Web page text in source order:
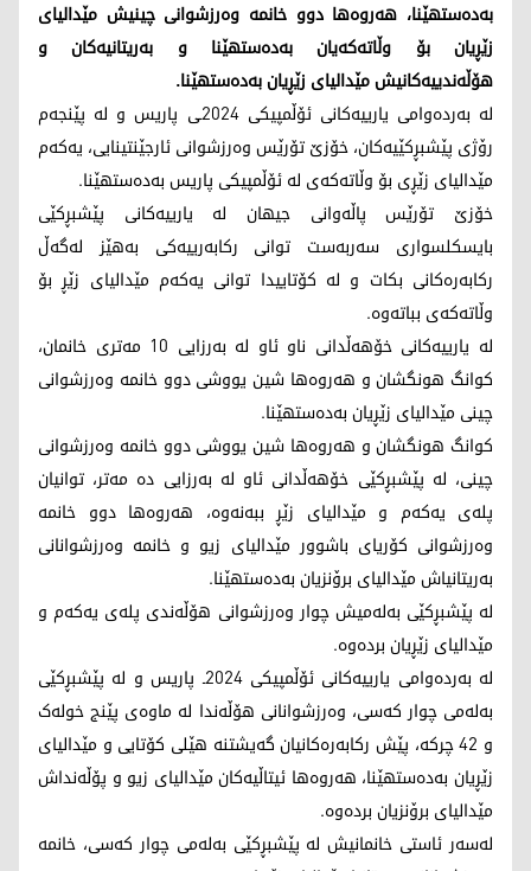
بەدەستهێنا، هەروەها دوو خانمە وەرزشوانی چینیش مێدالیای
زێڕیان بۆ وڵاتەکەیان بەدەستهێنا و بەریتانیەکان و
هۆڵەندییەکانیش مێدالیای زێڕیان بەدەستهێنا.
لە بەردەوامی یارییەکانی ئۆڵمپیکی 2024ـی پاریس و لە پێنجەم
رۆژی پێشبڕکێیەکان، خۆزێ تۆرێس وەرزشوانی ئارجێنتینایی، یەکەم
مێدالیای زێڕی بۆ وڵاتەکەی لە ئۆڵمپیکی پاریس بەدەستهێنا.
خۆزێ تۆرێس پاڵەوانی جیهان لە یارییەکانی پێشبڕکێی
بایسکلسواری سەربەست توانی رکابەرییەکی بەهێز لەگەڵ
رکابەرەکانی بکات و لە کۆتاییدا توانی یەکەم مێدالیای زێڕ بۆ
وڵاتەکەی بباتەوە.
لە یارییەکانی خۆهەڵدانی ناو ئاو لە بەرزایی 10 مەتری خانمان،
کوانگ هونگشان و هەروەها شین یووشی دوو خانمە وەرزشوانی
چینی مێدالیای زێڕیان بەدەستهێنا.
کوانگ هونگشان و هەروەها شین یووشی دوو خانمە وەرزشوانی
چینی، لە پێشبڕکێی خۆهەڵدانی ئاو لە بەرزایی دە مەتر، توانیان
پلەی یەکەم و مێدالیای زێڕ ببەنەوە، هەروەها دوو خانمە
وەرزشوانی کۆریای باشوور مێدالیای زیو و خانمە وەرزشوانانی
بەریتانیاش مێدالیای برۆنزیان بەدەستهێنا.
لە پێشبڕکێی بەلەمیش چوار وەرزشوانی هۆڵەندی پلەی یەکەم و
مێدالیای زێڕیان بردەوە.
لە بەردەوامی یارییەکانی ئۆڵمپیکی 2024ـ پاریس و لە پێشبڕکێی
بەلەمی چوار کەسی، وەرزشوانانی هۆڵەندا لە ماوەی پێنج خولەک
و 42 چرکە، پێش رکابەرەکانیان گەیشتنە هێلی کۆتایی و مێدالیای
زێڕیان بەدەستهێنا، هەروەها ئیتاڵیەکان مێدالیای زیو و پۆڵەنداش
مێدالیای برۆنزیان بردەوە.
لەسەر ئاستی خانمانیش لە پێشبڕکێی بەلەمی چوار کەسی، خانمە